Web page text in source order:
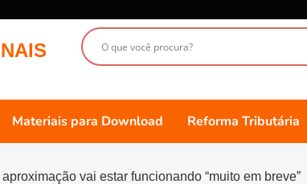
Materiais para Download Reforma Tributária
vai estar funcionando “muito em breve”